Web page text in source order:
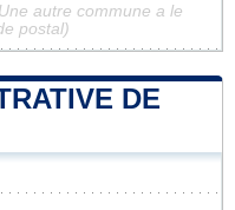
autre commune a le
postal)
DE